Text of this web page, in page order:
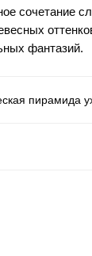
сочетание
фантазий.
пирамида